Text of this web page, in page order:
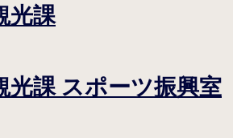
光課
光課 スポーツ振興室